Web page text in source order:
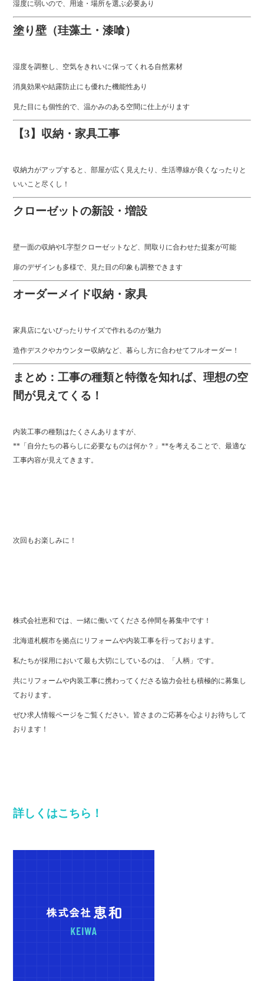
湿度に弱いので、用途・場所を選ぶ必要あり
塗り壁（珪藻土・漆喰）
湿度を調整し、空気をきれいに保ってくれる自然素材
消臭効果や結露防止にも優れた機能性あり
見た目にも個性的で、温かみのある空間に仕上がります
【3】収納・家具工事
収納力がアップすると、部屋が広く見えたり、生活導線が良くなったりと
いいこと尽くし！
クローゼットの新設・増設
壁一面の収納やL字型クローゼットなど、間取りに合わせた提案が可能
扉のデザインも多様で、見た目の印象も調整できます
オーダーメイド収納・家具
家具店にないぴったりサイズで作れるのが魅力
造作デスクやカウンター収納など、暮らし方に合わせてフルオーダー！
まとめ：工事の種類と特徴を知れば、理想の空
間が見えてくる！
内装工事の種類はたくさんありますが、
**「自分たちの暮らしに必要なものは何か？」**を考えることで、最適な
工事内容が見えてきます。
次回もお楽しみに！
株式会社恵和では、一緒に働いてくださる仲間を募集中です！
北海道札幌市を拠点にリフォームや内装工事を行っております。
私たちが採用において最も大切にしているのは、「人柄」です。
共にリフォームや内装工事に携わってくださる協力会社も積極的に募集し
ております。
ぜひ求人情報ページをご覧ください。皆さまのご応募を心よりお待ちして
おります！
詳しくはこちら！